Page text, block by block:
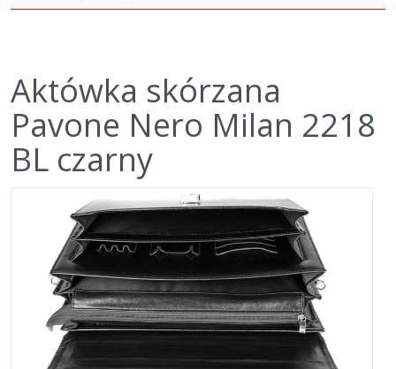
Aktówka skórzana
Pavone Nero Milan 2218
BL czarny